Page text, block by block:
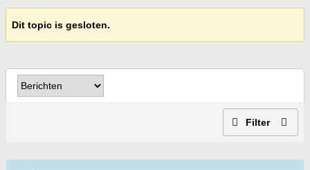
Dit topic is gesloten.
Filter